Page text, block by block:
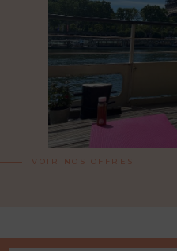
VOIR NOS OFFRES